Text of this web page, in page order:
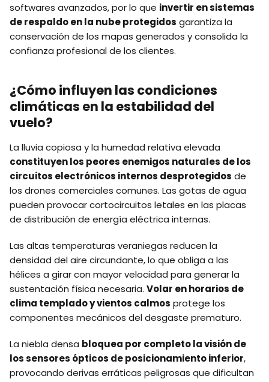
softwares avanzados, por lo que invertir en sistemas
de respaldo en la nube protegidos garantiza la
conservación de los mapas generados y consolida la
confianza profesional de los clientes.
¿Cómo influyen las condiciones
climáticas en la estabilidad del
vuelo?
La lluvia copiosa y la humedad relativa elevada
constituyen los peores enemigos naturales de los
circuitos electrónicos internos desprotegidos de
los drones comerciales comunes. Las gotas de agua
pueden provocar cortocircuitos letales en las placas
de distribución de energía eléctrica internas.
Las altas temperaturas veraniegas reducen la
densidad del aire circundante, lo que obliga a las
hélices a girar con mayor velocidad para generar la
sustentación física necesaria. Volar en horarios de
clima templado y vientos calmos protege los
componentes mecánicos del desgaste prematuro.
La niebla densa bloquea por completo la visión de
los sensores ópticos de posicionamiento inferior,
provocando derivas erráticas peligrosas que dificultan